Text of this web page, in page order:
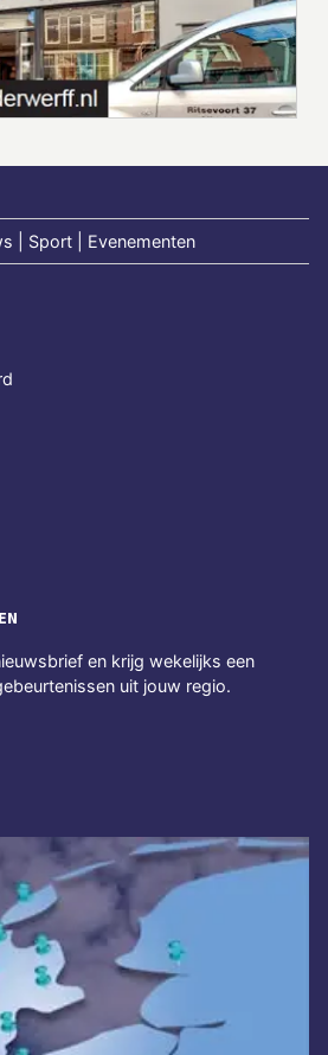
| Sport | Evenementen
en krijg wekelijks een
uit jouw regio.